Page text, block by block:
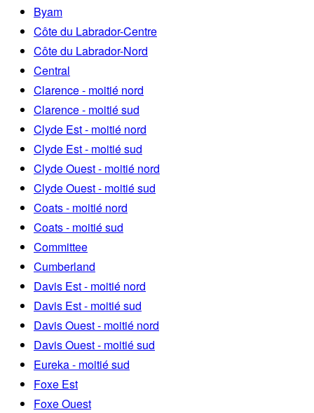
Byam
Côte du Labrador-Centre
Côte du Labrador-Nord
Central
Clarence - moitié nord
Clarence - moitié sud
Clyde Est - moitié nord
Clyde Est - moitié sud
Clyde Ouest - moitié nord
Clyde Ouest - moitié sud
Coats - moitié nord
Coats - moitié sud
Committee
Cumberland
Davis Est - moitié nord
Davis Est - moitié sud
Davis Ouest - moitié nord
Davis Ouest - moitié sud
Eureka - moitié sud
Foxe Est
Foxe Ouest